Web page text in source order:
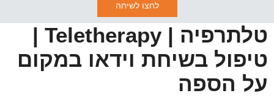
לחצו לשיחה
טלתרפיה | Teletherapy |
טיפול בשיחת וידאו במקום
על הספה